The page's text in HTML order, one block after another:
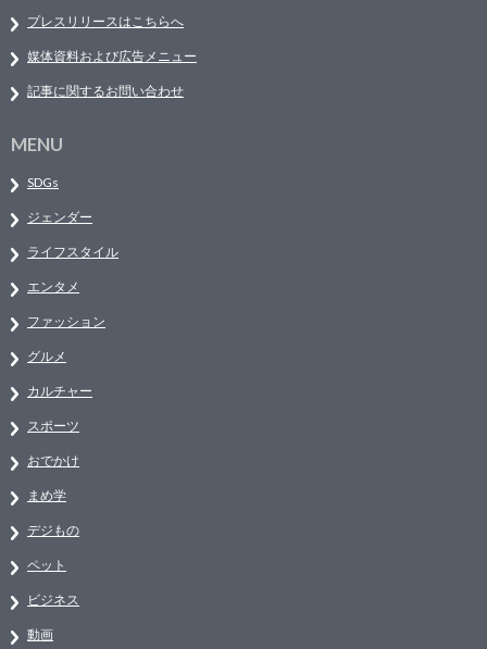
プレスリリースはこちらへ
媒体資料および広告メニュー
記事に関するお問い合わせ
MENU
SDGs
ジェンダー
ライフスタイル
エンタメ
ファッション
グルメ
カルチャー
スポーツ
おでかけ
まめ学
デジもの
ペット
ビジネス
動画